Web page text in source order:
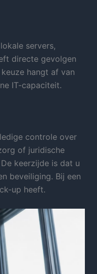
servers,
directe gevolgen
hangt af van
IT-capaciteit.
controle over
of juridische
keerzijde is dat u
beveiliging. Bij een
up heeft.